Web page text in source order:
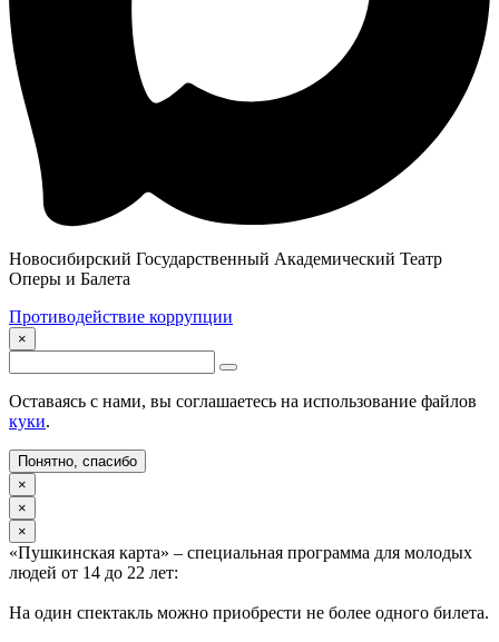
Новосибирский Государственный Академический Театр
Оперы и Балета
Противодействие коррупции
×
Оставаясь с нами, вы соглашаетесь на использование файлов
куки.
Понятно, спасибо
×
×
×
«Пушкинская карта» – специальная программа для молодых
людей от 14 до 22 лет:
На один спектакль можно приобрести не более одного билета.